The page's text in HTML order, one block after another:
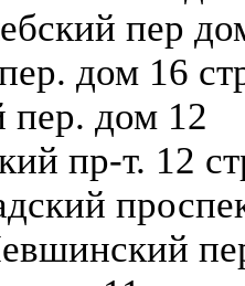
пер
дом 16
пер. дом 12
пр-т. 12